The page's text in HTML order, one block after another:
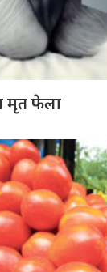
मृत फेला